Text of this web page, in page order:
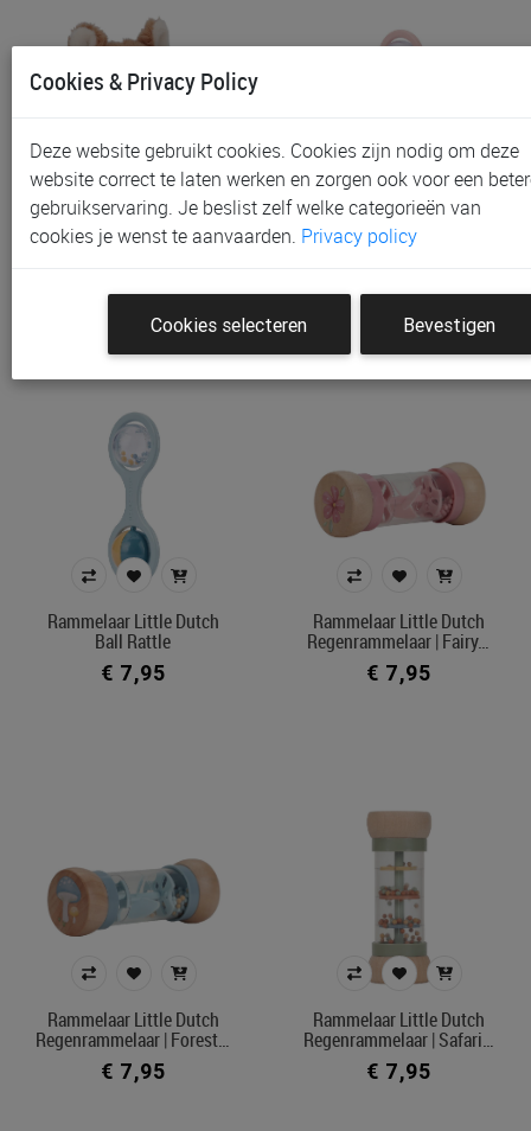
Polsrammelaar Little
Dutch Polsrammelaar Vo…
Rammelaar Little Dutch
Ball Rattle
Rammelaar Little Dutch
Ball Rattle
€ 7,95
Rammelaar Little Dutch
Regenrammelaar | Fairy…
€ 7,95
Rammelaar Little Dutch
Regenrammelaar | Forest…
€ 7,95
Rammelaar Little Dutch
Regenrammelaar | Safari…
€ 7,95
Cookies & Privacy Policy
Deze website gebruikt cookies. Cookies zijn nodig om deze
website correct te laten werken en zorgen ook voor een
gebruikservaring. Je beslist zelf welke categorieën van
cookies je wenst te aanvaarden. Privacy policy
Cookies selecteren Bevestigen